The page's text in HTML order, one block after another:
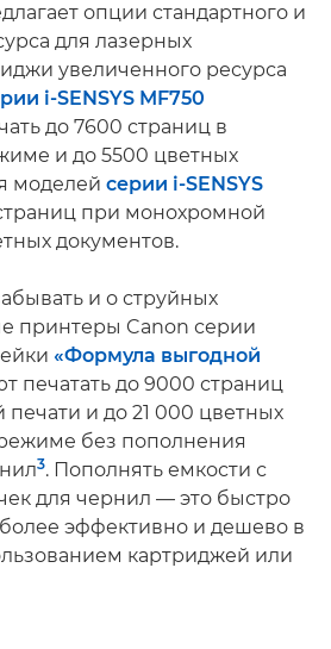
опции стандартного и
для лазерных
увеличенного ресурса
i-SENSYS MF750
до 7600 страниц в
и до 5500 цветных
моделей серии i-SENSYS
при монохромной
документов.
и о струйных
принтеры Canon серии
«Формула выгодной
печатать до 9000 страниц
и до 21 000 цветных
без пополнения
3. Пополнять емкости с
для чернил — это быстро
эффективно и дешево в
картриджей или